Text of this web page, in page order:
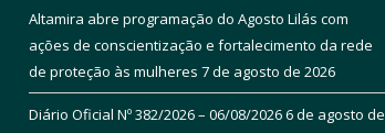
Altamira abre programação do Agosto Lilás com
ações de conscientização e fortalecimento da rede
de proteção às mulheres 7 de agosto de 2026
Diário Oficial Nº 382/2026 – 06/08/20266 de agosto de